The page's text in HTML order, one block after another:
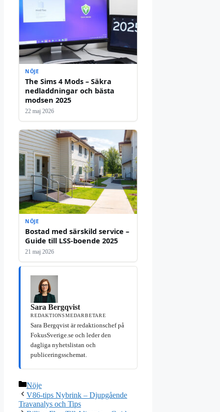
NÖJE
The Sims 4 Mods – Säkra
nedladdningar och bästa
modsen 2025
22 maj 2026
NÖJE
Bostad med särskild service –
Guide till LSS-boende 2025
21 maj 2026
Sara Bergqvist
REDAKTIONSMEDARBETARE
Sara Bergqvist är redaktionschef på
FokusSverige.se och leder den
dagliga nyhetslistan och
publiceringsschemat.
Kategorier
Nöje
V86-tips Nybrink – Djupgående
Travanalys och Tips